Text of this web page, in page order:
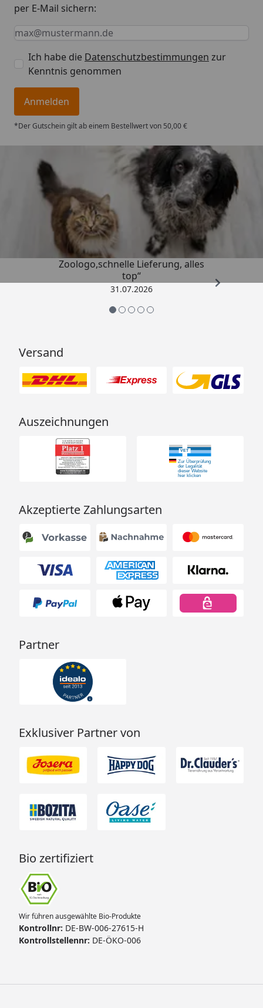
per E-Mail sichern:
Keine Eingabe erforderlich
Eingabe erforderlich
E-Mail *
Ich habe die Datenschutzbestimmungen zur
Kenntnis genommen
Anmelden
*Der Gutschein gilt ab einem Bestellwert von 50,00 €
Trusted Shops
4,74/ 5
„Gute Erfahrung mit
Zoologo,schnelle Lieferung, alles
top“
31.07.2026
Versand
Auszeichnungen
Akzeptierte Zahlungsarten
Partner
Exklusiver Partner von
Bio zertifiziert
Wir führen ausgewählte Bio-Produkte
Kontrollnr: DE-BW-006-27615-H
Kontrollstellennr: DE-ÖKO-006